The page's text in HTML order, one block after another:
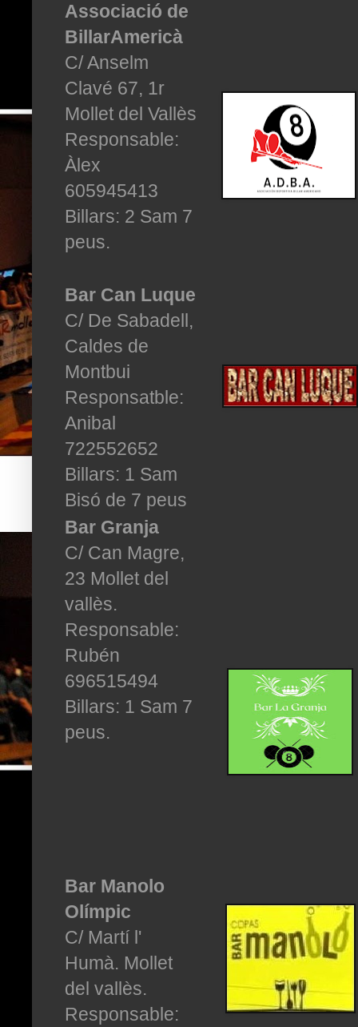
Associació de
BillarAmericà
C/ Anselm
Clavé 67, 1r
Mollet del Vallès
Responsable:
Àlex
605945413
Billars: 2 Sam 7
peus.
Bar Can Luque
C/ De Sabadell,
Caldes de
Montbui
Responsatble:
Anibal
722552652
Billars: 1 Sam
Bisó de 7 peus
Bar Granja
C/ Can Magre,
23 Mollet del
vallès.
Responsable:
Rubén
696515494
Billars: 1 Sam 7
peus.
Bar Manolo
Olímpic
C/ Martí l'
Humà. Mollet
del vallès.
Responsable: